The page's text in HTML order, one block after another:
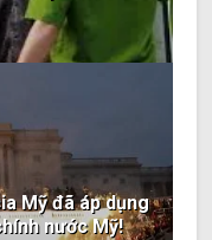
Mỹ đã áp dụng
nước Mỹ!